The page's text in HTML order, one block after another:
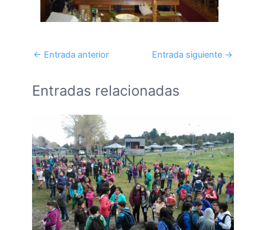
← Entrada anterior Entrada siguiente →
Entradas relacionadas